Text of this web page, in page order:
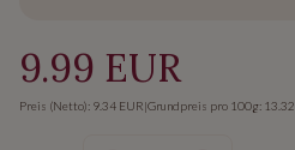
9.99 EUR
Preis (Netto): 9.34 EUR|Grundpreis pro 100g: